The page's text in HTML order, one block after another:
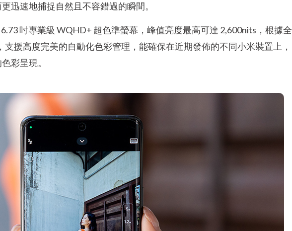
迅速地捕捉自然且不容錯過的瞬間。
吋專業級 WQHD+ 超色準螢幕，峰值亮度最高可達 2,600nits，根據全
支援高度完美的自動化色彩管理，能確保在近期發佈的不同小米裝置上，
彩呈現。